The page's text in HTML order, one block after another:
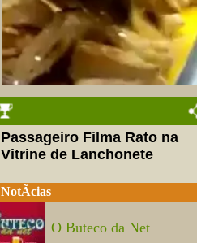
Passageiro Filma Rato na
Vitrine de Lanchonete
NotÃ­cias
O Buteco da Net